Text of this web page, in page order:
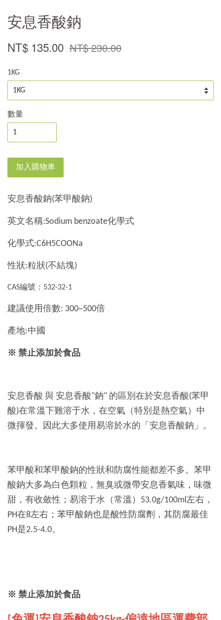
安息香酸鈉
NT$ 135.00 NT$ 230.00
1KG
數量
加入購物車
安息香酸鈉(苯甲酸鈉)
英文名稱:Sodium benzoate化學式
化學式:C6H5COONa
性狀:粒狀(不結塊)
CAS編號：532-32-1
建議使用倍數: 300~500倍
產地:中國
※ 禁止添加於食品
安息香酸 與 安息香酸"鈉" 的區別在於安息香酸(苯甲
酸)在常溫下難溶于水，在空氣（特別是熱空氣）中
微揮發。因此大多使用易溶於水的「安息香酸鈉」。
苯甲酸和苯甲酸鈉的性狀和防腐性能都差不多。苯甲
酸鈉大多為白色顆粒，無臭或微帶安息香氣味，味微
甜，有收斂性；易溶于水（常溫）53.0g/100ml左右，
PH在8左右；苯甲酸鈉也是酸性防腐劑，其防腐最佳
PH是2.5-4.0。
※ 禁止添加於食品